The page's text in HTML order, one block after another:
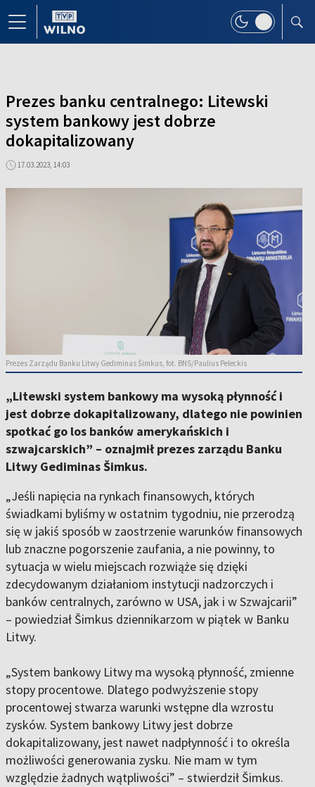
Prezes banku centralnego: Litewski
system bankowy jest dobrze
dokapitalizowany
17.03.2023, 14:03
Prezes Zarządu Banku Litwy Gediminas Šimkus, fot. BNS/Paulius Peleckis
„Litewski system bankowy ma wysoką płynność i
jest dobrze dokapitalizowany, dlatego nie powinien
spotkać go los banków amerykańskich i
szwajcarskich” – oznajmił prezes zarządu Banku
Litwy Gediminas Šimkus.
„Jeśli napięcia na rynkach finansowych, których
świadkami byliśmy w ostatnim tygodniu, nie przerodzą
się w jakiś sposób w zaostrzenie warunków finansowych
lub znaczne pogorszenie zaufania, a nie powinny, to
sytuacja w wielu miejscach rozwiąże się dzięki
zdecydowanym działaniom instytucji nadzorczych i
banków centralnych, zarówno w USA, jak i w Szwajcarii”
– powiedział Šimkus dziennikarzom w piątek w Banku
Litwy.
„System bankowy Litwy ma wysoką płynność, zmienne
stopy procentowe. Dlatego podwyższenie stopy
procentowej stwarza warunki wstępne dla wzrostu
zysków. System bankowy Litwy jest dobrze
dokapitalizowany, jest nawet nadpłynność i to określa
możliwości generowania zysku. Nie mam w tym
względzie żadnych wątpliwości” – stwierdził Šimkus.